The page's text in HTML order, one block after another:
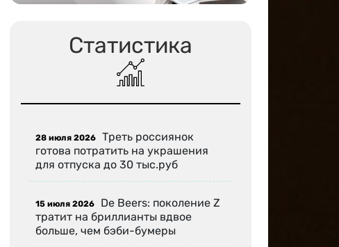
Статистика
28 июля 2026 Треть россиянок
готова потратить на украшения
для отпуска до 30 тыс.руб
15 июля 2026 De Beers: поколение Z
тратит на бриллианты вдвое
больше, чем бэби-бумеры